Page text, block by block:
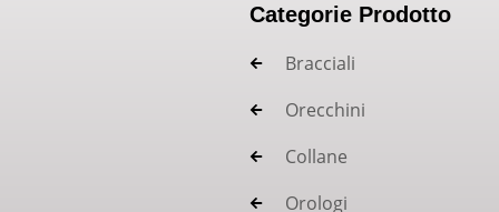
Categorie Prodotto
Bracciali
Orecchini
Collane
Orologi